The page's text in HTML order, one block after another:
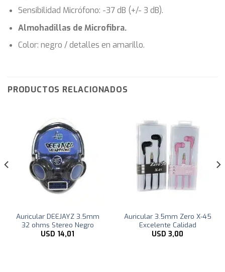
Sensibilidad Micrófono: -37 dB (+/- 3 dB).
Almohadillas de Microfibra.
Color: negro / detalles en amarillo.
PRODUCTOS RELACIONADOS
Auricular DEEJAYZ 3.5mm
32 ohms Stereo Negro
USD 14,01
Auricular 3.5mm Zero X-45
Excelente Calidad
USD 3,00